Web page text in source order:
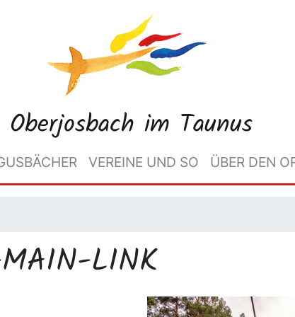
Oberjosbach im Taunus
VEREINE UND SO ÜBER DEN
LINK
Image